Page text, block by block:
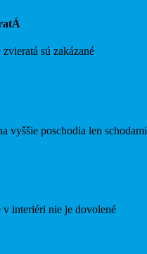
sú zakázané
vyššie poschodia len schodami
v interiéri nie je dovolené